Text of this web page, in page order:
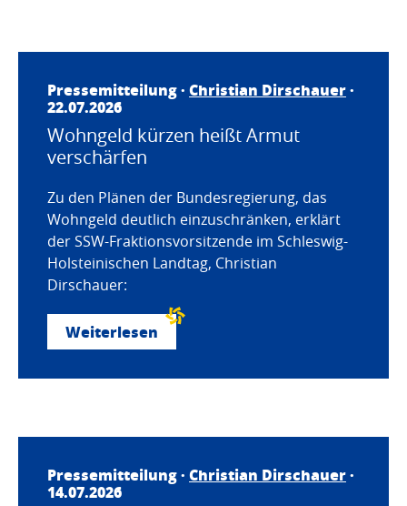
Pressemitteilung · Christian Dirschauer·
22.07.2026
Wohngeld kürzen heißt Armut
verschärfen
Zu den Plänen der Bundesregierung, das
Wohngeld deutlich einzuschränken, erklärt
der SSW-Fraktionsvorsitzende im Schleswig-
Holsteinischen Landtag, Christian
Dirschauer:
Weiterlesen
Pressemitteilung · Christian Dirschauer·
14.07.2026